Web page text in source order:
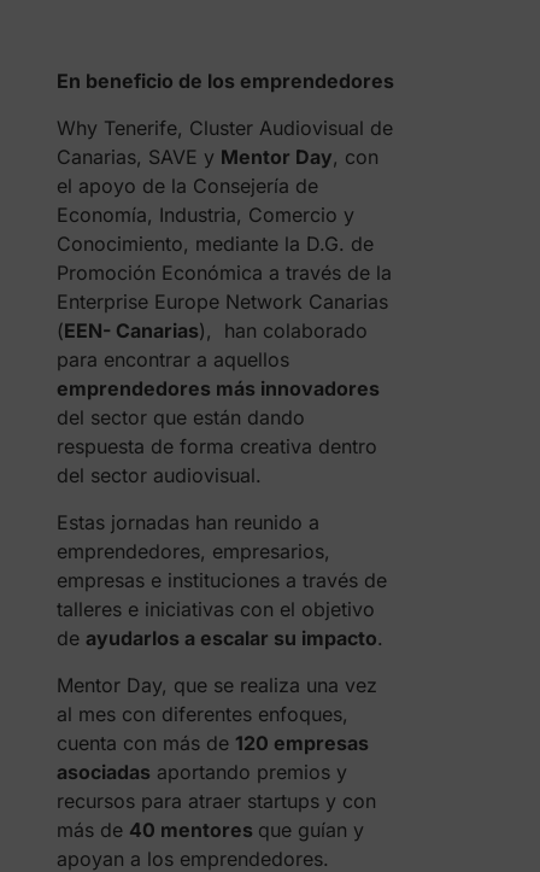
En beneficio de los emprendedores
Why Tenerife, Cluster Audiovisual de
Canarias, SAVE y Mentor Day, con
el apoyo de la Consejería de
Economía, Industria, Comercio y
Conocimiento, mediante la D.G. de
Promoción Económica a través de la
Enterprise Europe Network Canarias
(EEN- Canarias), han colaborado
para encontrar a aquellos
emprendedores más innovadores
del sector que están dando
respuesta de forma creativa dentro
del sector audiovisual.
Estas jornadas han reunido a
emprendedores, empresarios,
empresas e instituciones a través de
talleres e iniciativas con el objetivo
de ayudarlos a escalar su impacto.
Mentor Day, que se realiza una vez
al mes con diferentes enfoques,
cuenta con más de 120 empresas
asociadas aportando premios y
recursos para atraer startups y con
más de 40 mentores que guían y
apoyan a los emprendedores.